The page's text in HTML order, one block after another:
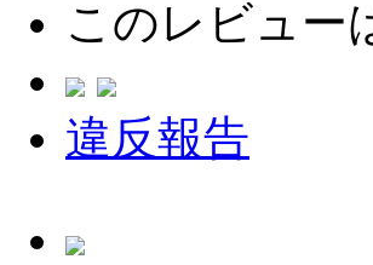
このレビュー
違反報告